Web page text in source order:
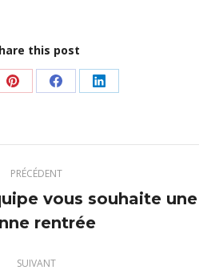
this post
Partager
Pinterest
Partager
Facebook
Partager
LinkedIn
PRÉCÉDENT
Article
précédent
vous souhaite une
rentrée
SUIVANT